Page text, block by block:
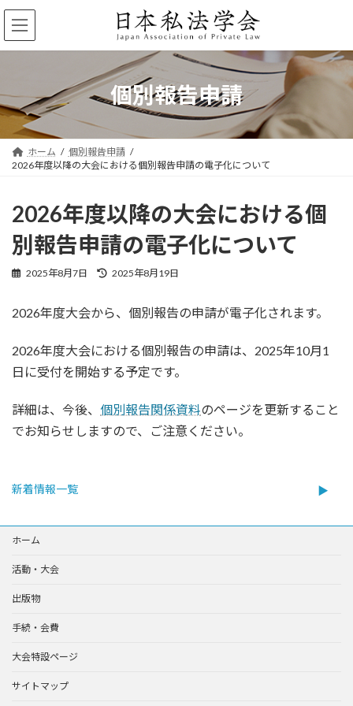
コ
テ
ン
ス
キ
ナ
ゲ
ー
ン
に
個別報告申請
ホーム
個別報告申請
2026年度以降の大会における個別報告申請の電子化について
2026年度以降の大会における個
別報告申請の電子化について
2025年8月7日
最
新
時
:
2025年8月19日
2026年度大会から、個別報告の申請が電子化されます。
2026年度大会における個別報告の申請は、2025年10月1
日に受付を開始する予定です。
詳細は、今後、 個別報告関係資料のページを更新すること
でお知らせしますので、ご注意ください。
新着情報一覧
ホーム
活動・大会
出版物
手続・会費
大会特設ページ
サイトマップ